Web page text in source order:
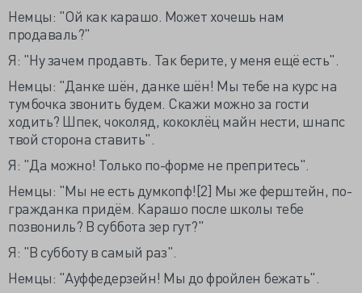
Немцы: "Ой как карашо. Может хочешь нам
продаваль?"
Я: "Ну зачем продавть. Так берите, у меня ещё есть".
Немцы: "Данке шён, данке шён! Мы тебе на курс на
тумбочка звонить будем. Скажи можно за гости
ходить? Шпек, чоколяд, кококлёц майн нести, шнапс
твой сторона ставить".
Я: "Да можно! Только по-форме не препритесь".
Немцы: "Мы не есть думкопф![2] Мы же ферштейн, по-
гражданка придём. Карашо после школы тебе
позвониль? В суббота зер гут?"
Я: "В субботу в самый раз".
Немцы: "Ауффедерзейн! Мы до фройлен бежать".